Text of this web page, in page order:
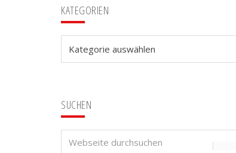
Seitenspalte
KATEGORIEN
SUCHEN
Webseite